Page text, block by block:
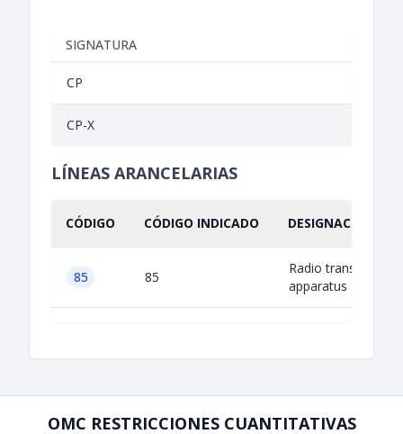
SIGNATURA
CP
CP-X
LÍNEAS ARANCELARIAS
CÓDIGO CÓDIGO INDICADO DESIGNACIÓN
85 85
Radio transmitting
apparatus
OMC RESTRICCIONES CUANTITATIVAS